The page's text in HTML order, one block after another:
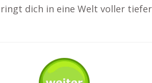
dich in eine Welt voller